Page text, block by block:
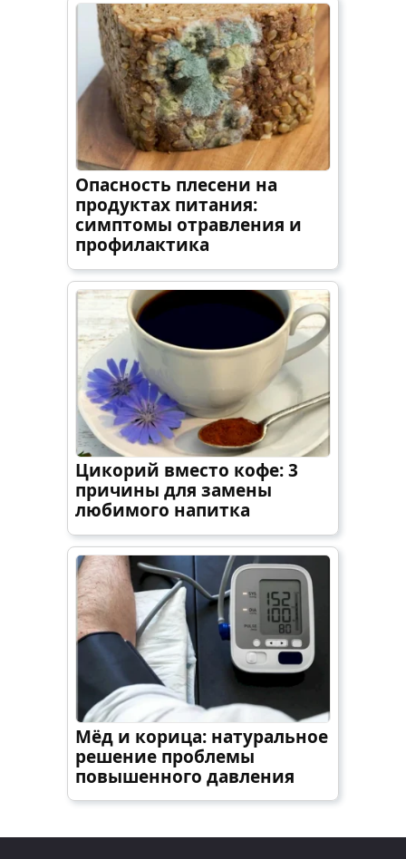
Опасность плесени на
продуктах питания:
симптомы отравления и
профилактика
Цикорий вместо кофе: 3
причины для замены
любимого напитка
Мёд и корица: натуральное
решение проблемы
повышенного давления